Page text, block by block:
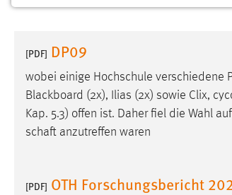
[PDF] DP09
wobei einige Hochschule verschiedene
Blackboard (2x), Ilias (2x) sowie Clix,
Kap. 5.3) offen ist. Daher fiel die Wahl auf
schaft anzutreffen waren
[PDF] OTH Forschungsbericht
Website erforderlich.
Einverständnis
Name: cookie_consent